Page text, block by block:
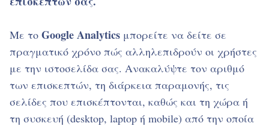
Με το Google Analytics μπορείτε να δείτε σε
πραγματικό χρόνο πώς αλληλεπιδρούν οι χρήστες
με την ιστοσελίδα σας. Ανακαλύψτε τον αριθμό
των επισκεπτών, τη διάρκεια παραμονής, τις
σελίδες που επισκέπτονται, καθώς και τη χώρα ή
τη συσκευή (desktop, laptop ή mobile) από την οποία